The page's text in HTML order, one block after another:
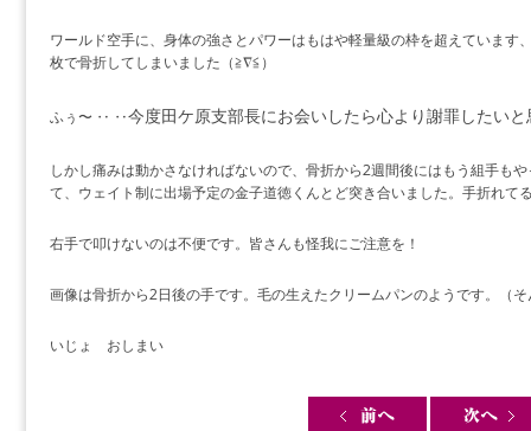
ワールド空手に、身体の強さとパワーはもはや軽量級の枠を超えています
枚で骨折してしまいました（≧∇≦）
ふぅ〜 ‥ ‥今度田ケ原支部長にお会いしたら心より謝罪したいと
しかし痛みは動かさなければないので、骨折から2週間後にはもう組手も
て、ウェイト制に出場予定の金子道徳くんとど突き合いました。手折れて
右手で叩けないのは不便です。皆さんも怪我にご注意を！
画像は骨折から2日後の手です。毛の生えたクリームパンのようです。（
いじょ おしまい